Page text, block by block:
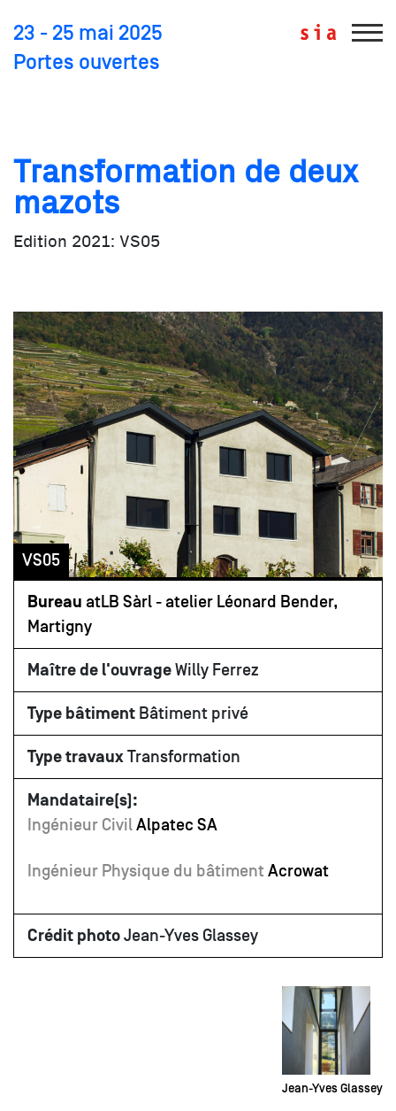
23 - 25 mai 2025
Portes ouvertes
Transformation de deux
mazots
Edition 2021: VS05
VS05
Bureau atLB Sàrl - atelier Léonard Bender,
Martigny
Maître de l'ouvrageWilly Ferrez
Type bâtiment Bâtiment privé
Type travauxTransformation
Mandataire(s):
Ingénieur CivilAlpatec SA
Ingénieur Physique du bâtiment Acrowat
Crédit photoJean-Yves Glassey
Jean-Yves Glassey